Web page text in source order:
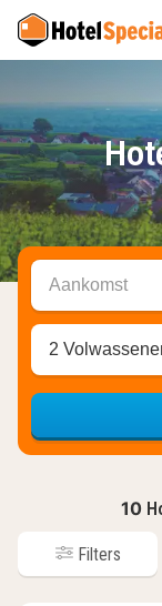
Aankomst
2
10
Filters